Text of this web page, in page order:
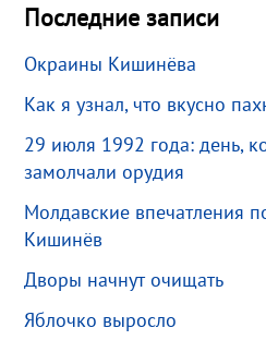
Последние записи
Окраины Кишинёва
Как я узнал, что вкусно
29 июля 1992 года: день,
замолчали орудия
Молдавские впечатления
Кишинёв
Дворы начнут очищать
Яблочко выросло